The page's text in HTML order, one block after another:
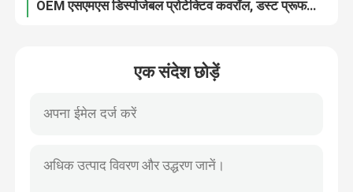
डिस्पोजेबल सुरक्षात्मक पहनें
महिला होटल डिस्पोजेबल स्पा वस्त्र पर्यावरण के अनुकूल S-3XL आकार:
एक संदेश छोड़ें